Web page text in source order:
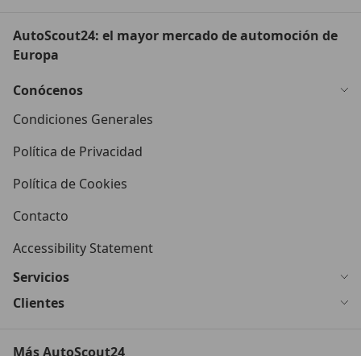
AutoScout24: el mayor mercado de automoción de
Europa
Conócenos
Condiciones Generales
Política de Privacidad
Política de Cookies
Contacto
Accessibility Statement
Servicios
Clientes
Más AutoScout24